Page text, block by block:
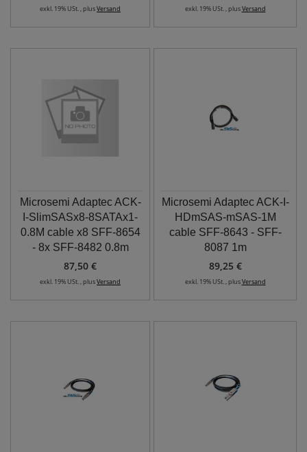
exkl. 19% USt. , plusVersand exkl. 19% USt. , plusVersand
Microsemi Adaptec ACK-
I-SlimSASx8-8SATAx1-
0.8M cable x8 SFF-8654
- 8x SFF-8482 0.8m
87,50 €
exkl. 19% USt. , plusVersand
Microsemi Adaptec ACK-I-
HDmSAS-mSAS-1M
cable SFF-8643 - SFF-
8087 1m
89,25 €
exkl. 19% USt. , plusVersand